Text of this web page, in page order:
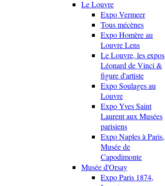
Le Louvre
Expo Vermeer
Tous mécènes
Expo Homère au
Louvre Lens
Le Louvre, les expos
Léonard de Vinci &
figure d'artiste
Expo Soulages au
Louvre
Expo Yves Saint
Laurent aux Musées
parisiens
Expo Naples à Paris,
Musée de
Capodimonte
Musée d'Orsay
Expo Paris 1874,